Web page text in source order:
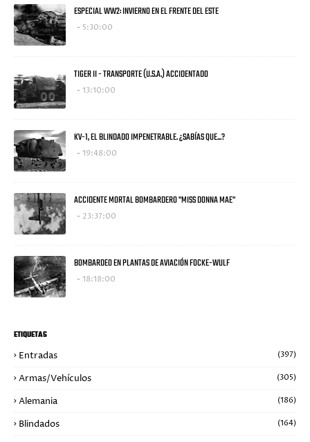
ESPECIAL WW2: INVIERNO EN EL FRENTE DEL ESTE
5:30:00
TIGER II - TRANSPORTE (U.S.A.) ACCIDENTADO
13:10:00
KV-1, EL BLINDADO IMPENETRABLE. ¿SABÍAS QUE...?
19:48:00
ACCIDENTE MORTAL BOMBARDERO "MISS DONNA MAE"
23:37:00
BOMBARDEO EN PLANTAS DE AVIACIÓN FOCKE-WULF
18:18:00
ETIQUETAS
Entradas (397)
Armas/Vehículos (305)
Alemania (186)
Blindados (164)